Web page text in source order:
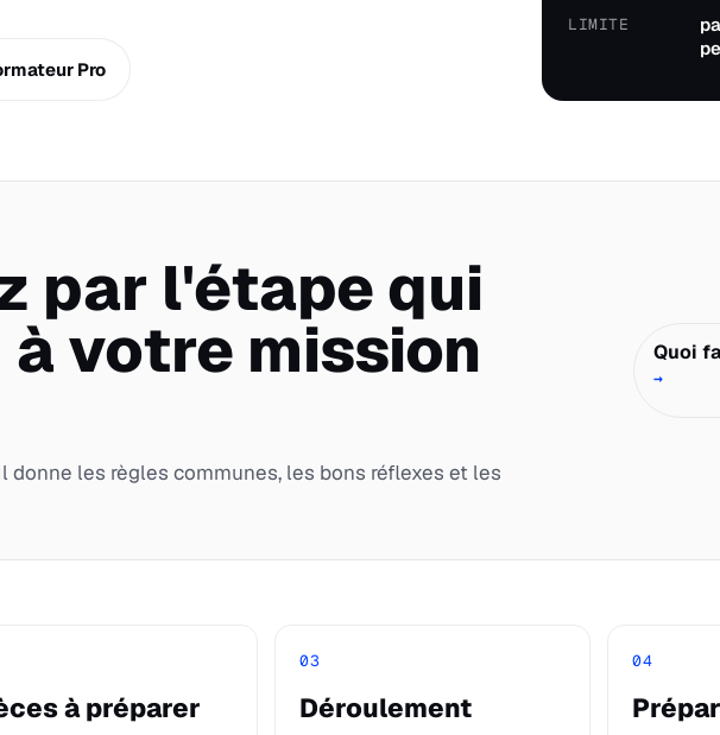
Pro
LIMITE
par l'étape qui
votre mission
donne les règles communes, les bons réflexes et les
Quoi
→
à préparer
03
Déroulement
04